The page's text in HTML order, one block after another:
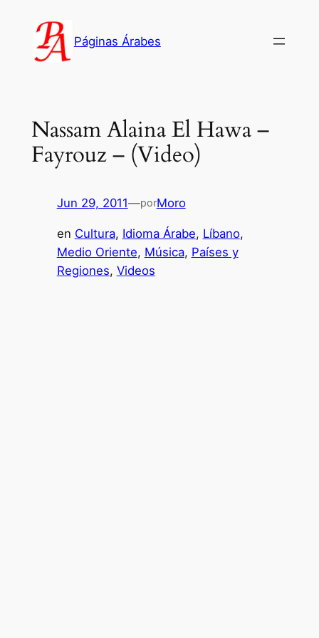
contenido
Páginas Árabes
Nassam Alaina El Hawa –
Fayrouz – (Video)
Jun 29, 2011—porMoro
en Cultura, Idioma Árabe, Líbano
Medio Oriente, Música, Países y
Regiones, Videos